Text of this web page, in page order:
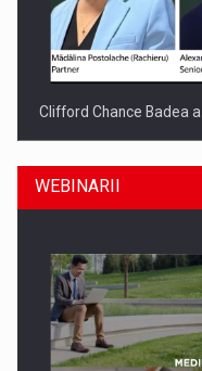
Clifford Chance Badea
WEBINARII